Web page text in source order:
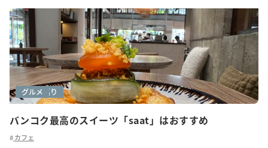
バンコク最高のスイーツ「saat」はおすすめ
カフェ巡り
グルメ
カフェ